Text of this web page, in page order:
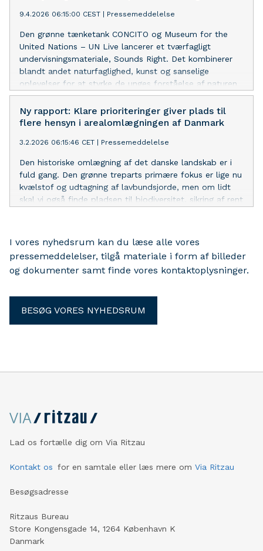
9.4.2026 06:15:00 CEST Pressemeddelelse
Den grønne tænketank CONCITO og Museum for the
United Nations – UN Live lancerer et tværfagligt
undervisningsmateriale, Sounds Right. Det kombinerer
blandt andet naturfaglighed, kunst og sanselige
oplevelser for at styrke de unges forståelse af naturen
og deres engagement i den grønne omstilling.
Ny rapport: Klare prioriteringer giver plads til
flere hensyn i arealomlægningen af Danmark
3.2.2026 06:15:46 CET Pressemeddelelse
Den historiske omlægning af det danske landskab er i
fuld gang. Den grønne treparts primære fokus er lige nu
kvælstof og udtagning af lavbundsjorde, men om lidt
skal vi også finde pladsen til biodiversitet, sikring af rent
halve, hvis vi tænker samtlige hensyn ind fra start.
I vores nyhedsrum kan du læse alle vores
pressemeddelelser, tilgå materiale i form af billeder
og dokumenter samt finde vores kontaktoplysninger.
BESØG VORES NYHEDSRUM
Lad os fortælle dig om Via Ritzau
Kontakt os for en samtale eller læs mere om Via Ritzau
Besøgsadresse
Ritzaus Bureau
Store Kongensgade 14, 1264 København K
Danmark